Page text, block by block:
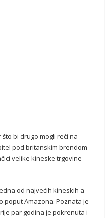
bi drugo mogli reći na
pod britanskim brendom
velike kineske trgovine
od najvećih kineskih a
poput Amazona. Poznata je
par godina je pokrenuta i